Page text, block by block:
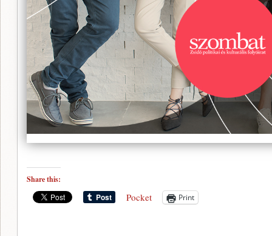
Share this:
Pocket Print